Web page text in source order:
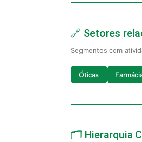
🔗 Setores
Segmentos com
Óticas
🗂️ Hierarquia